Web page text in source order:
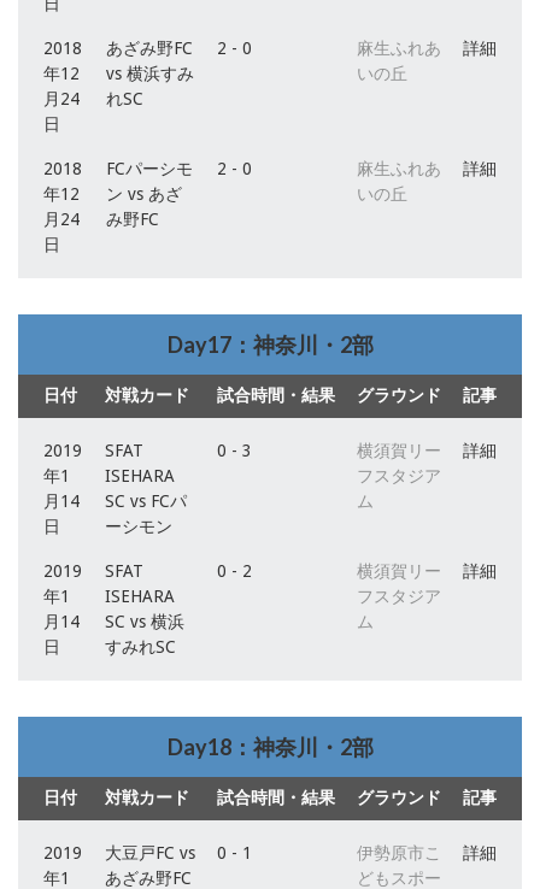
2018
年12
月24
日
あざみ野FC
vs 横浜すみ
れSC
2 - 0
麻生ふれあ
いの丘
詳細
2018
年12
月24
日
FCパーシモ
ン vs あざ
み野FC
2 - 0
麻生ふれあ
いの丘
詳細
Day17：神奈川・2部
日付 対戦カード 試合時間・結果 グラウンド 記事
2019
年1
月14
日
SFAT
ISEHARA
SC vs FCパ
ーシモン
0 - 3
横須賀リー
フスタジア
ム
詳細
2019
年1
月14
日
SFAT
ISEHARA
SC vs 横浜
すみれSC
0 - 2
横須賀リー
フスタジア
ム
詳細
Day18：神奈川・2部
日付 対戦カード 試合時間・結果 グラウンド 記事
2019
年1
大豆戸FC vs
あざみ野FC
0 - 1
伊勢原市こ
どもスポー
詳細